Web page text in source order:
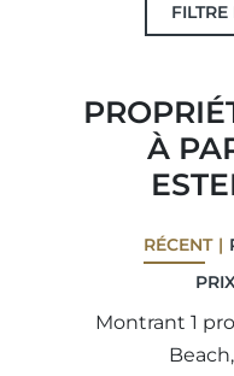
À
RÉCENT
Montrant 1